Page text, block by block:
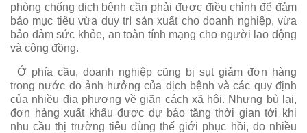
phòng chống dịch bệnh cần phải được điều chỉnh để đảm
bảo mục tiêu vừa duy trì sản xuất cho doanh nghiệp, vừa
bảo đảm sức khỏe, an toàn tính mạng cho người lao động
và cộng đồng.
Ở phía cầu, doanh nghiệp cũng bị sụt giảm đơn hàng
trong nước do ảnh hưởng của dịch bệnh và các quy định
của nhiều địa phương về giãn cách xã hội. Nhưng bù lại,
đơn hàng xuất khẩu được dự báo tăng thời gian tới khi
nhu cầu thị trường tiêu dùng thế giới phục hồi, do nhiều